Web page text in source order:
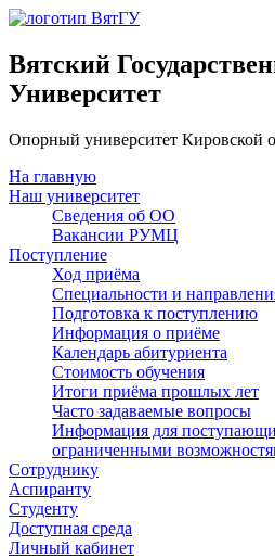
Вятский
Университет
Опорный университет Кировской
На главную
Наш университет
Сведения об ОО
Вакансии РУМЦ
Поступление
Ход приёма
Специальности и
Подготовка к поступлению
Информация о приёме
Календарь абитуриента
Стоимость обучения
Итоги приёма прошлых лет
Часто задаваемые вопросы
Информация для
ограниченными
Сотруднику
Аспиранту
Студенту
Доступная среда
Личный кабинет